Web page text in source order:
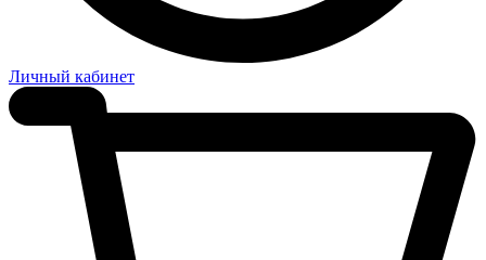
Личный кабинет